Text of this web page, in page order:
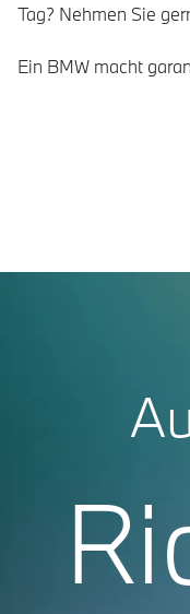
Tag? Nehmen Sie
Ein BMW macht